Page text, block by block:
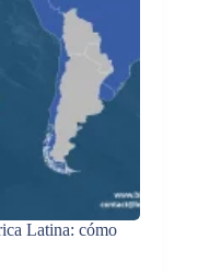
Latina: cómo